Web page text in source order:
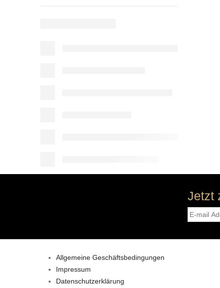
Jetzt
Allgemeine Geschäftsbedingungen
Impressum
Datenschutzerklärung